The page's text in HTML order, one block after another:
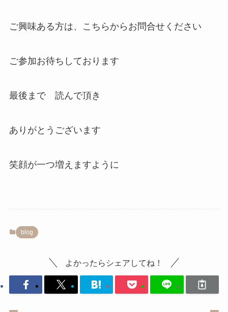
ご興味ある方は、 こちらからお問合せください
ご参加お待ちしております
最後まで 読んで頂き
ありがとうございます
笑顔が一つ増えますように
blog
よかったらシェアしてね！